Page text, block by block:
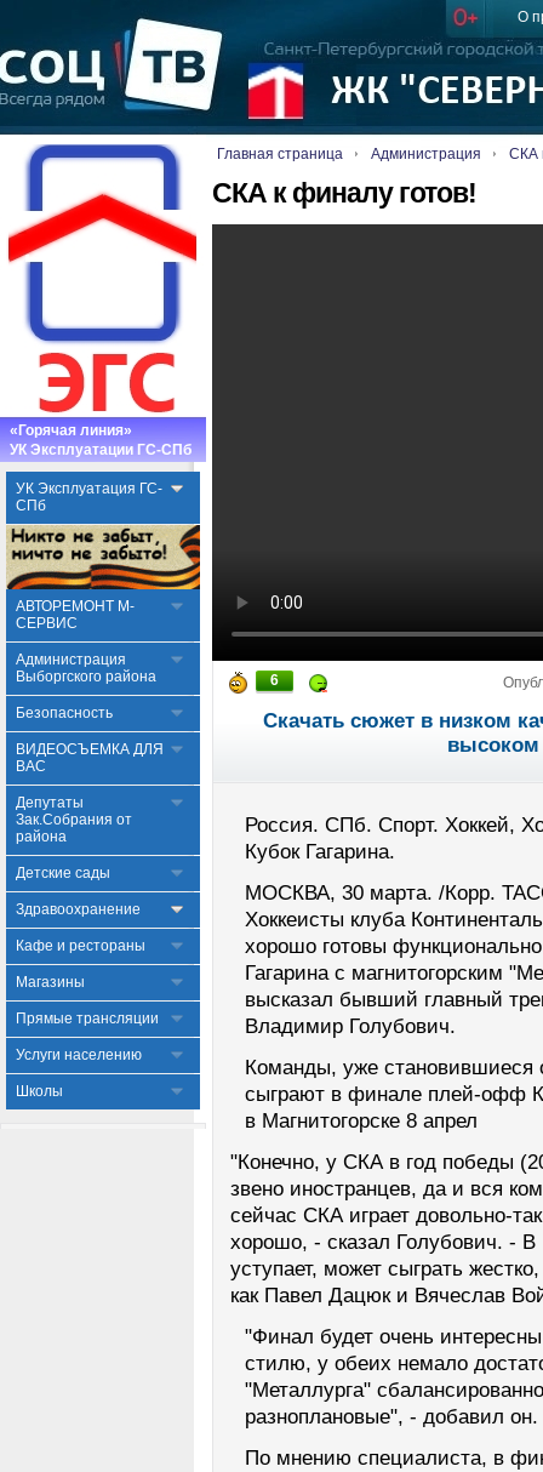
О
«Горячая линия»
УК Эксплуатации ГС-СПб
УК Эксплуатация ГС-
СПб
АВТОРЕМОНТ М-
СЕРВИС
Администрация
Выборгского района
Безопасность
ВИДЕОСЪЕМКА ДЛЯ
ВАС
Депутаты
Зак.Собрания от
района
Детские сады
Здравоохранение
Кафе и рестораны
Магазины
Прямые трансляции
Услуги населению
Школы
Главная страница Администрация СКА
СКА к финалу готов!
6
Скачать сюжет в низком
высоком
Россия. СПб. Спорт. Хоккей,
Кубок Гагарина.
МОСКВА, 30 марта. /Корр.
Хоккеисты клуба
хорошо готовы
Гагарина с магнитогорским
высказал бывший главный
Владимир Голубович.
Команды, уже становившиеся
сыграют в финале плей-офф
в Магнитогорске 8 апрел
"Конечно, у СКА в год победы
звено иностранцев, да и вся
сейчас СКА играет довольно-
хорошо, - сказал Голубович. -
уступает, может сыграть
как Павел Дацюк и Вячеслав
"Финал будет очень
стилю, у обеих немало
"Металлурга"
разноплановые", - добавил он.
По мнению специалиста, в